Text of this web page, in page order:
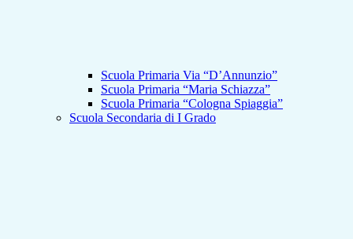
Scuola Primaria Via “D’Annunzio”
Scuola Primaria “Maria Schiazza”
Scuola Primaria “Cologna Spiaggia”
Scuola Secondaria di I Grado